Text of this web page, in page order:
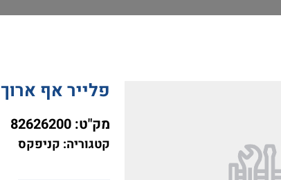
פלייר אף ארוך °40 חותך צד KNIPEX L=200 VDE 1000V
מק"ט: 82626200
קטגוריה: קניפקס